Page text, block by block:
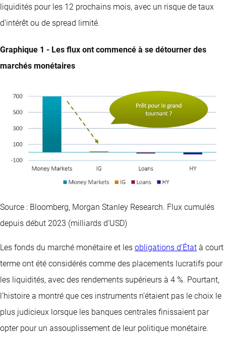
liquidités pour les 12 prochains mois, avec un risque de taux
d’intérêt ou de spread limité.
Graphique 1 - Les flux ont commencé à se détourner des
marchés monétaires
Source : Bloomberg, Morgan Stanley Research. Flux cumulés
depuis début 2023 (milliards d’USD)
Les fonds du marché monétaire et les obligations d’État à court
terme ont été considérés comme des placements lucratifs pour
les liquidités, avec des rendements supérieurs à 4 %. Pourtant,
l’histoire a montré que ces instruments n’étaient pas le choix le
plus judicieux lorsque les banques centrales finissaient par
opter pour un assouplissement de leur politique monétaire.